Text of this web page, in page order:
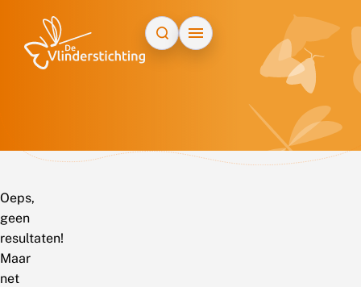
Oeps,
geen
resultaten!
Maar
net